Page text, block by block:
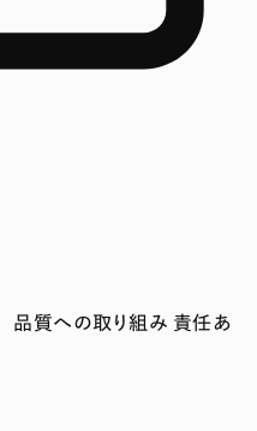
品質への取り組み 責任あ